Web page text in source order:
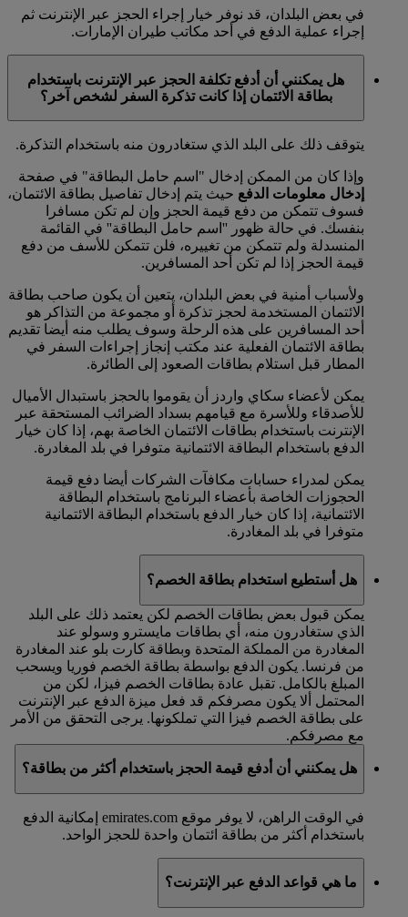
في بعض البلدان، قد نوفر خيار إجراء الحجز عبر الإنترنت ثم
إجراء عملية الدفع في أحد مكاتب طيران الإمارات.
هل يمكنني أن أدفع تكلفة الحجز عبر الإنترنت باستخدام
بطاقة الائتمان إذا كانت تذكرة السفر لشخص آخر؟
يتوقف ذلك على البلد الذي ستغادرون منه باستخدام التذكرة.
وإذا كان من الممكن إدخال "اسم حامل البطاقة" في صفحة
إدخال معلومات الدفع حيث يتم إدخال تفاصيل بطاقة الائتمان،
فسوف تتمكن من دفع قيمة الحجز وإن لم تكن مسافرا
بنفسك. في حالة ظهور ''اسم حامل البطاقة'' في القائمة
المنسدلة ولم تتمكن من تغييره، فلن تتمكن للأسف من دفع
قيمة الحجز إذا لم تكن أحد المسافرين.
ولأسباب أمنية في بعض البلدان، يتعين أن يكون صاحب بطاقة
الائتمان المستخدمة لحجز تذكرة أو مجموعة من التذاكر هو
أحد المسافرين على هذه الرحلة وسوف يطلب منه أيضا تقديم
بطاقة الائتمان الفعلية عند مكتب إنجاز إجراءات السفر في
المطار قبل استلام بطاقات الصعود إلى الطائرة.
يمكن لأعضاء سكاي واردز أن يقوموا بالحجز باستبدال الأميال
للأصدقاء وللأسرة مع قيامهم بسداد الضرائب المستحقة عبر
الإنترنت باستخدام بطاقات الائتمان الخاصة بهم، إذا كان خيار
الدفع باستخدام البطاقة الائتمانية متوفرا في بلد المغادرة.
يمكن لمدراء حسابات مكافآت الشركات أيضا دفع قيمة
الحجوزات الخاصة بأعضاء البرنامج باستخدام البطاقة
الائتمانية، إذا كان خيار الدفع باستخدام البطاقة الائتمانية
متوفرا في بلد المغادرة.
هل أستطيع استخدام بطاقة الخصم؟
يمكن قبول بعض بطاقات الخصم لكن يعتمد ذلك على البلد
الذي ستغادرون منه، أي بطاقات مايسترو وسولو عند
المغادرة من المملكة المتحدة وبطاقة كارت بلو عند المغادرة
من فرنسا. يكون الدفع بواسطة بطاقة الخصم فوريا ويسحب
المبلغ بالكامل. تقبل عادة بطاقات الخصم فيزا، لكن من
المحتمل ألا يكون مصرفكم قد فعل ميزة الدفع عبر الإنترنت
على بطاقة الخصم فيزا التي تملكونها. يرجى التحقق من الأمر
مع مصرفكم.
هل يمكنني أن أدفع قيمة الحجز باستخدام أكثر من بطاقة؟
في الوقت الراهن، لا يوفر موقع emirates.com إمكانية الدفع
باستخدام أكثر من بطاقة ائتمان واحدة للحجز الواحد.
ما هي قواعد الدفع عبر الإنترنت؟